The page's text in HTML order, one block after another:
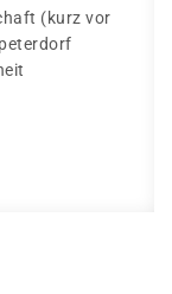
(kurz vor